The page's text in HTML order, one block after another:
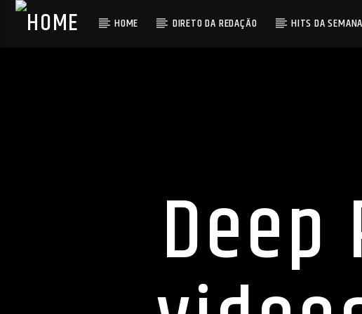
HOME DIRETO DA REDAÇÃO HITS DA SEMANA